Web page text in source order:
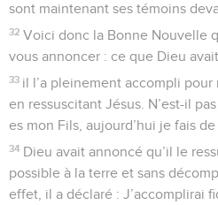
sont maintenant ses témoins
32 Voici donc la Bonne Nouvelle
vous annoncer : ce que Dieu
33 il l’a pleinement accompli pour
en ressuscitant Jésus. N’est-il
es mon Fils, aujourd’hui je fais
34 Dieu avait annoncé qu’il le
possible à la terre et sans
effet, il a déclaré : J’accomplirai